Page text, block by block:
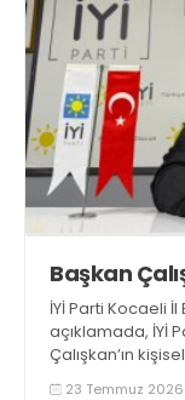
Başkan
İYİ Parti Kocaeli İl
açıklamada, İYİ
Çalışkan’ın
istifa ettiğini belirtti
23 Temmuz